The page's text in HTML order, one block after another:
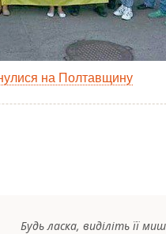
на Полтавщину
Будь ласка, виділіть її